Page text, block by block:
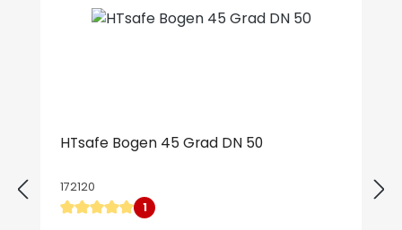
HTsafe Bogen 45 Grad DN 50
172120
Durchschnittliche Bewertung von 5 von 5 Sternen
1